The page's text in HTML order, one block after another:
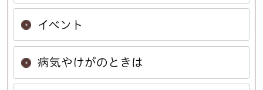
イベント
病気やけがのときは